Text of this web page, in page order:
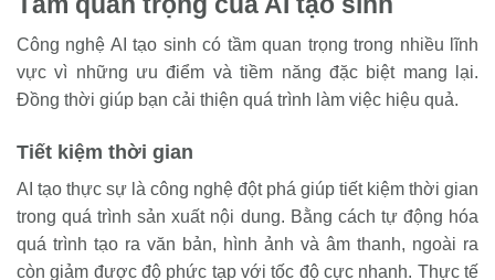
Công nghệ AI tạo sinh có tầm quan trọng trong nhiều lĩnh
vực vì những ưu điểm và tiềm năng đặc biệt mang lại.
Đồng thời giúp bạn cải thiện quá trình làm việc hiệu quả.
Tiết kiệm thời gian
AI tạo thực sự là công nghệ đột phá giúp tiết kiệm thời gian
trong quá trình sản xuất nội dung. Bằng cách tự động hóa
quá trình tạo ra văn bản, hình ảnh và âm thanh, ngoài ra
còn giảm được độ phức tạp với tốc độ cực nhanh. Thực tế